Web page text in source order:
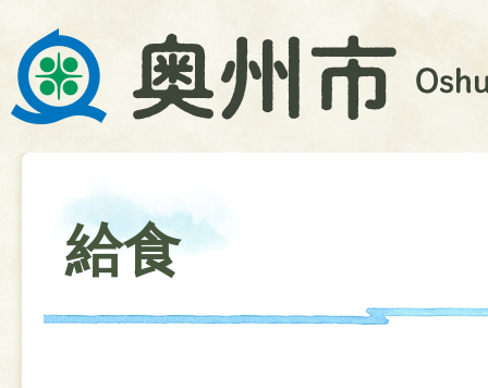
給食